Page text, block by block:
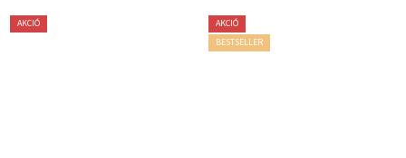
AKCIÓ
AKCIÓ
BESTSELLER